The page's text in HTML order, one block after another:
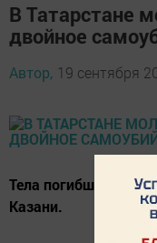
В Татарстане
двойное
Автор, 19 сентября
Тела погибших были
Казани.